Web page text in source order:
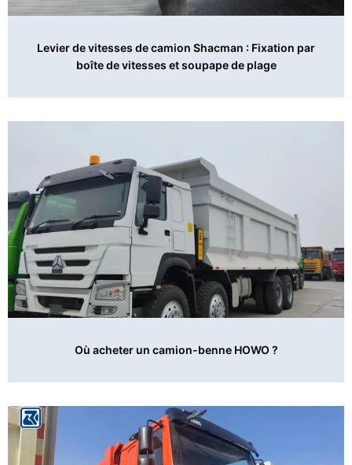
Levier de vitesses de camion Shacman : Fixation par
boîte de vitesses et soupape de plage
Où acheter un camion-benne HOWO ?